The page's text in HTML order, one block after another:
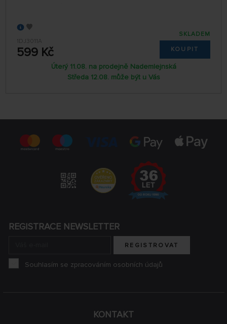
1DJ3011A
599 Kč
SKLADEM
KOUPIT
Úterý 11.08. na prodejně Nademlejnská
Středa 12.08. může být u Vás
KONTAKT
REGISTRACE NEWSLETTER
REGISTROVAT
Souhlasím se zpracováním osobních údajů